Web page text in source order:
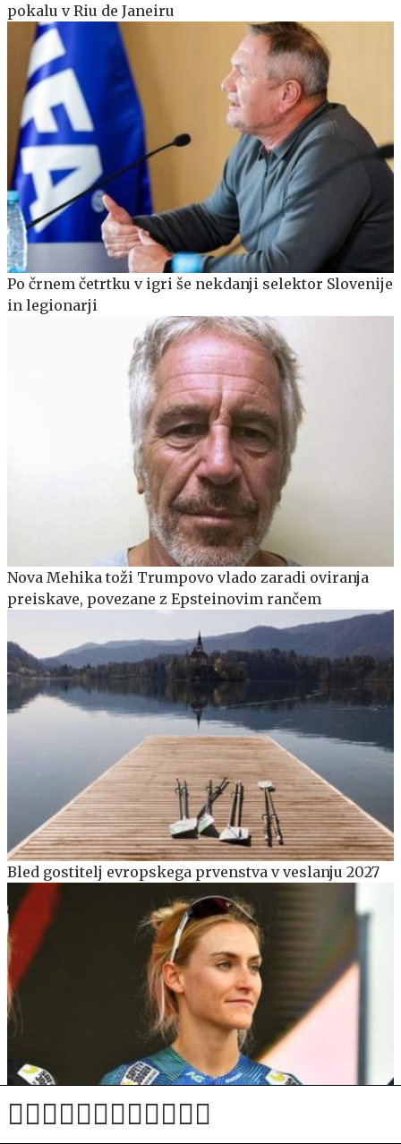
pokalu v Riu de Janeiru
Po črnem četrtku v igri še nekdanji selektor Slovenije
in legionarji
Nova Mehika toži Trumpovo vlado zaradi oviranja
preiskave, povezane z Epsteinovim rančem
Bled gostitelj evropskega prvenstva v veslanju 2027